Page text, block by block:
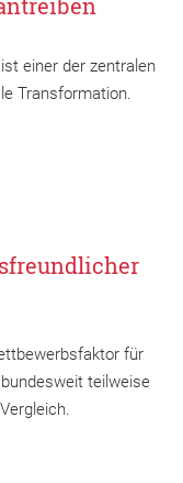
einer der zentralen
Transformation.
für
teilweise